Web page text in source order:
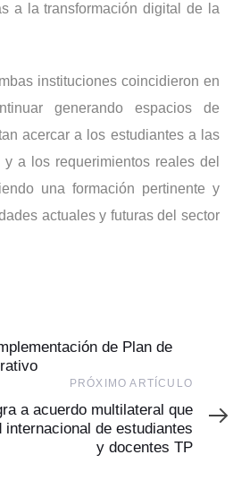
a la transformación digital de la
instituciones coincidieron en
generando espacios de
acercar a los estudiantes a las
a los requerimientos reales del
una formación pertinente y
actuales y futuras del sector
de Plan de
PRÓXIMO ARTÍCULO
a acuerdo multilateral que
de estudiantes
y docentes TP